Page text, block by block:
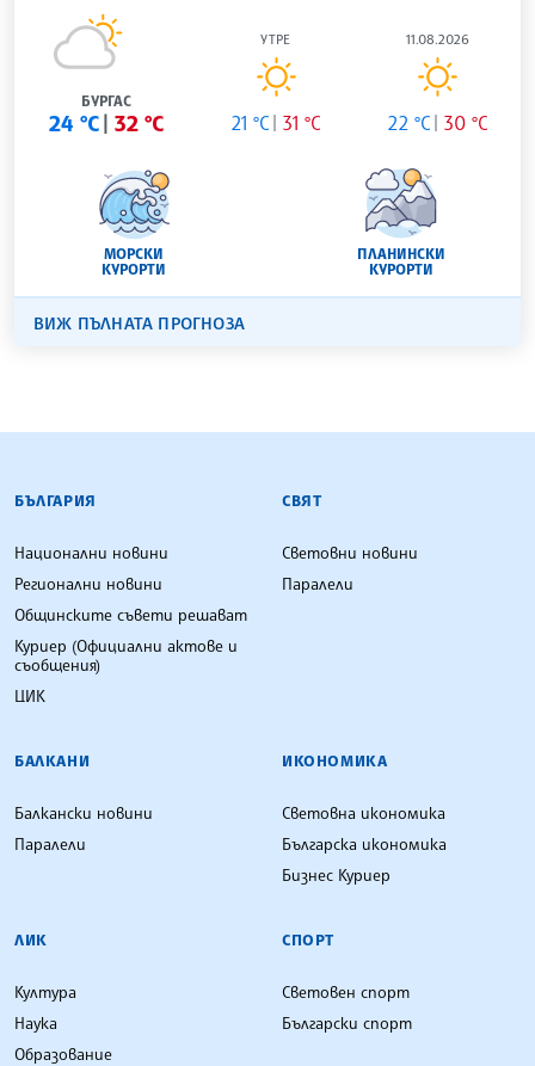
БУРГАС
24 °C 32 °C
УТРЕ
21 °C 31 °C
11.08.2026
22 °C 30 °C
МОРСКИ
КУРОРТИ
ПЛАНИНСКИ
КУРОРТИ
ВИЖ ПЪЛНАТА ПРОГНОЗА
БЪЛГАРСКА ТЕЛЕГРАФНА АГЕНЦИЯ
БЪЛГАРИЯ
Национални новини
Регионални новини
Общинските съвети решават
Куриер (Официални актове и
съобщения)
ЦИК
СВЯТ
Световни новини
Паралели
БАЛКАНИ
Балкански новини
Паралели
ИКОНОМИКА
Световна икономика
Българска икономика
Бизнес Куриер
ЛИК
Култура
Наука
Образование
СПОРТ
Световен спорт
Български спорт